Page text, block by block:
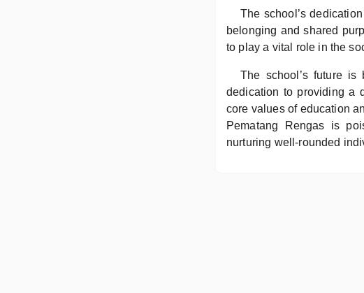
The school’s
belonging and shared
to play a vital role in the
The school’s future
dedication to providing a
core values of education
Pematang Rengas is
nurturing well-rounded